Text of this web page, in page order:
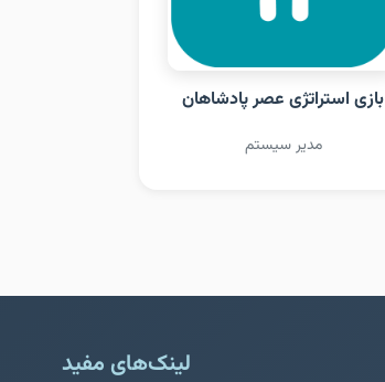
بازی استراتژی عصر پادشاهان
مدیر سیستم
لینک‌های مفید